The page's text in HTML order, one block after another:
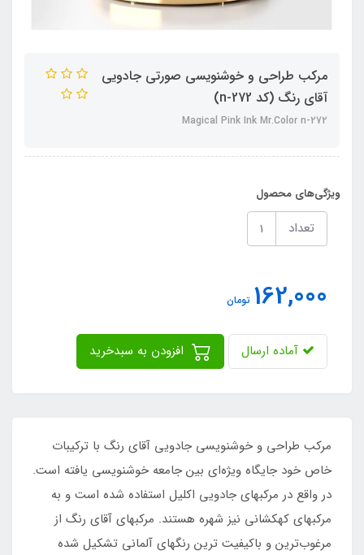
مرکب طراحی و خوشنویسی صورتی جادویی
آقای رنگ (کد n-272)
Magical Pink Ink Mr.Color n-272
ویژگی‌های محصول
تعداد
162,000 تومان
آماده ارسال
مرکب طراحی و خوشنویسی جادویی آقای رنگ با ترکیبات
خاص خود جایگاه ویژه‌ای بین جامعه خوشنویسی یافته است.
در واقع در مرکبهای جادویی اکلیل استفاده شده است و به
مرکبهای کهکشانی نیز شهره هستند. مرکبهای آقای رنگ از
مرغوب‌ترین و باکیفیت ترین رنگهای آلمانی تشکیل شده